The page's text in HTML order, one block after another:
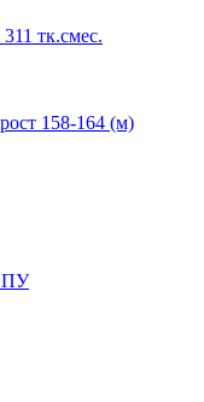
тк.смес.
158-164 (м)
ПУ